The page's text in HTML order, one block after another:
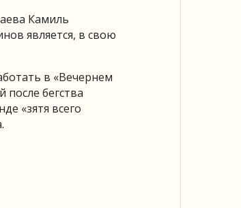
Камиль
является, в свою
в «Вечернем
бегства
«зятя всего